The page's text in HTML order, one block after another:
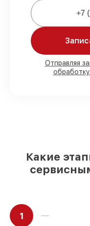
обязательств.
Мы
80%работ с
90%
Отправляя
Какие
1